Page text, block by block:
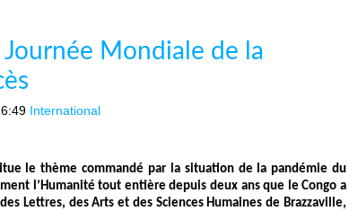
Journée Mondiale de la
International
le thème commandé par la situation de la pandémie du
l’Humanité tout entière depuis deux ans que le Congo a
Lettres, des Arts et des Sciences Humaines de Brazzaville,